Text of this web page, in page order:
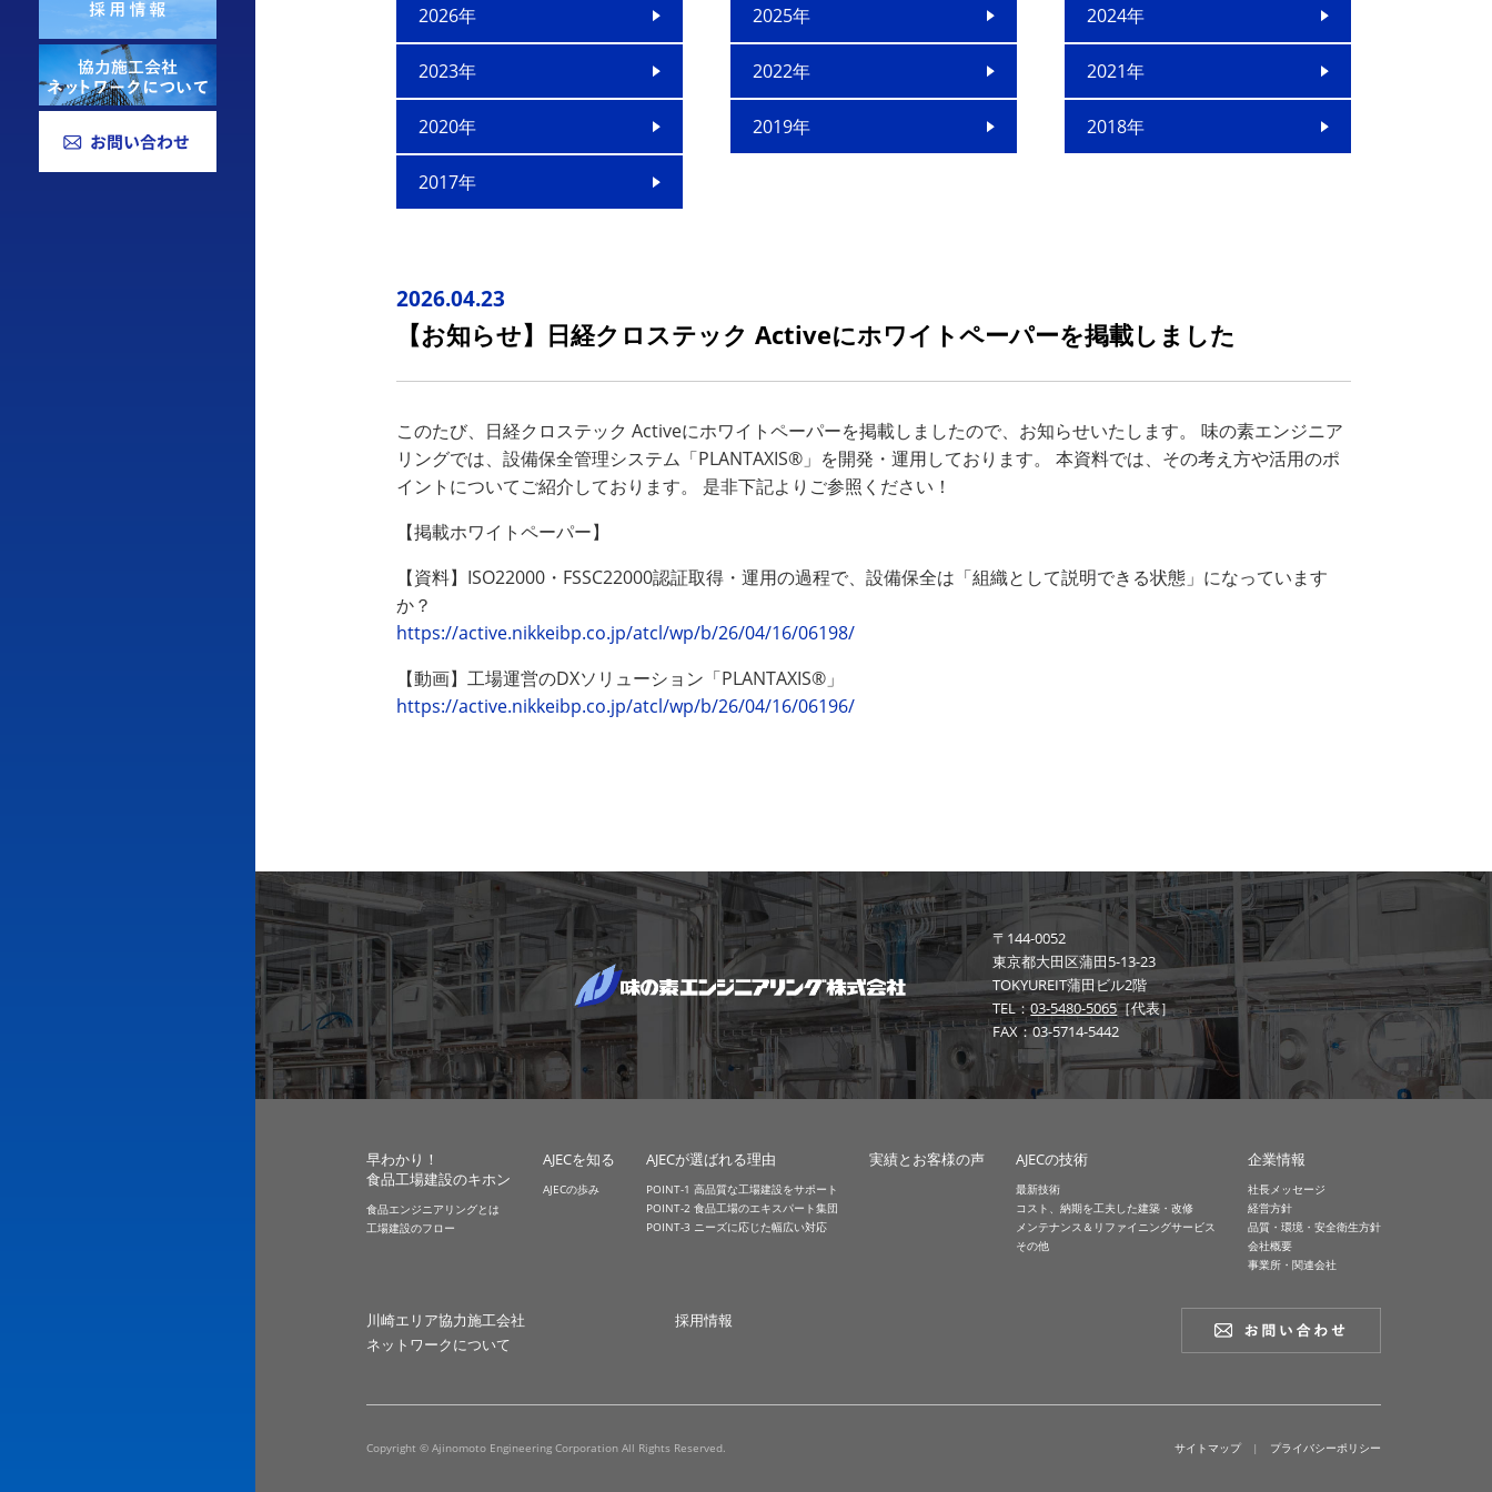
2026年 2025年 2024年
2023年 2022年 2021年
2020年 2019年 2018年
2017年
2026.04.23
【お知らせ】日経クロステック Activeにホワイトペーパーを掲載しました
このたび、日経クロステック Activeにホワイトペーパーを掲載しましたので、お知らせいたします。 味の素エンジニア
リングでは、設備保全管理システム「PLANTAXIS®」を開発・運用しております。 本資料では、その考え方や活用のポ
イントについてご紹介しております。 是非下記よりご参照ください！
【掲載ホワイトペーパー】
【資料】ISO22000・FSSC22000認証取得・運用の過程で、設備保全は「組織として説明できる状態」になっています
か？
https://active.nikkeibp.co.jp/atcl/wp/b/26/04/16/06198/
【動画】工場運営のDXソリューション「PLANTAXIS®」
https://active.nikkeibp.co.jp/atcl/wp/b/26/04/16/06196/
〒144-0052
東京都大田区蒲田5-13-23
TOKYUREIT蒲田ビル2階
TEL：03-5480-5065［代表］
FAX：03-5714-5442
早わかり！
食品工場建設のキホン
食品エンジニアリングとは
工場建設のフロー
AJECを知る
AJECの歩み
AJECが選ばれる理由
POINT-1 高品質な工場建設をサポート
POINT-2 食品工場のエキスパート集団
POINT-3 ニーズに応じた幅広い対応
実績とお客様の声 AJECの技術
最新技術
コスト、納期を工夫した建築・改修
メンテナンス＆リファイニングサービス
その他
企業情報
社長メッセージ
経営方針
品質・環境・安全衛生方針
会社概要
事業所・関連会社
川崎エリア協力施工会社
ネットワークについて
採用情報
Copyright © Ajinomoto Engineering Corporation All Rights Reserved. サイトマップ| プライバシーポリシー